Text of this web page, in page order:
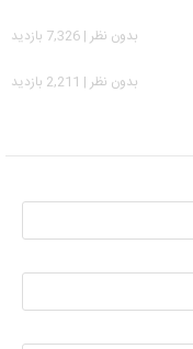
بدون نظر | 7,326 بازدید
بدون نظر | 2,211 بازدید